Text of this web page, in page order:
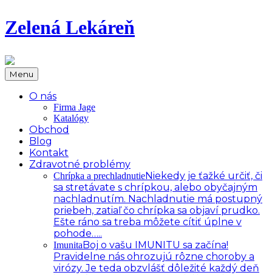
Zelená Lekáreň
Menu
O nás
Firma Jage
Katalógy
Obchod
Blog
Kontakt
Zdravotné problémy
Chrípka a prechladnutieNiekedy je ťažké určiť, či
sa stretávate s chrípkou, alebo obyčajným
nachladnutím. Nachladnutie má postupný
priebeh, zatiaľ čo chrípka sa objaví prudko.
Ešte ráno sa treba môžete cítiť úplne v
pohode…..
ImunitaBoj o vašu IMUNITU sa začína!
Pravidelne nás ohrozujú rôzne choroby a
virózy. Je teda obzvlášť dôležité každý deň